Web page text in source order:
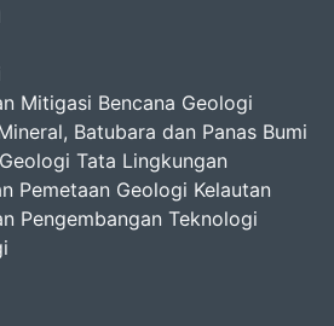
Mitigasi Bencana Geologi
Batubara dan Panas Bumi
Tata Lingkungan
Pemetaan Geologi Kelautan
Pengembangan Teknologi